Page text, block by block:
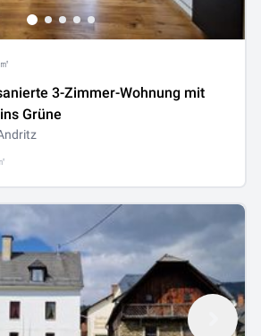
3-Zimmer-Wohnung mit
Grüne